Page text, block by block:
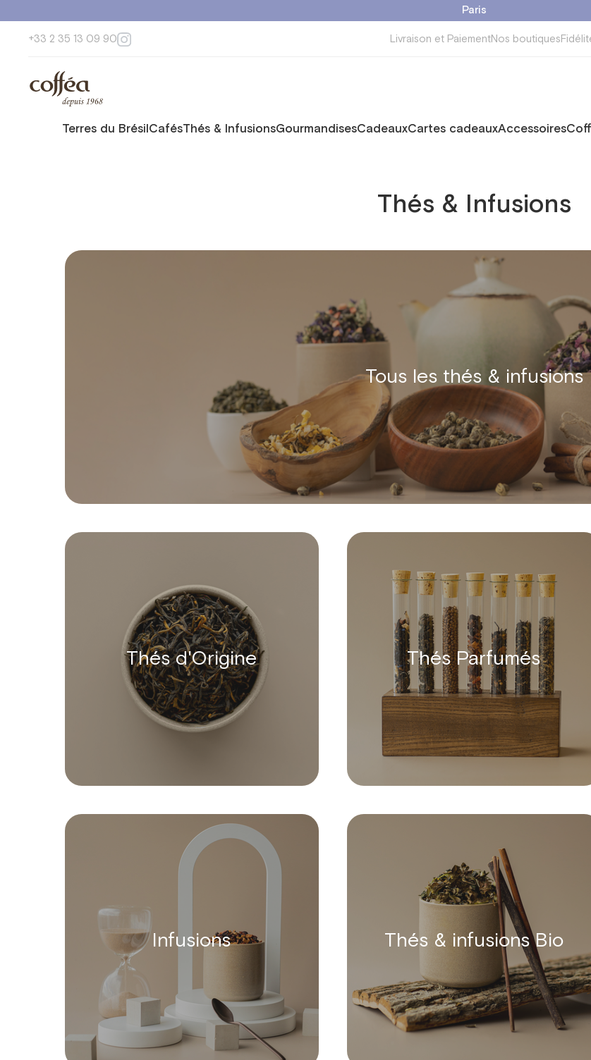
Paris
+33 2 35 13 09 90 Livraison et PaiementNos boutiques
Terres du BrésilCafésThés & InfusionsGourmandisesCadeauxCartes cadeauxAccessoires
Thés & Infusions
Tous les thés & infusions
Thés d'Origine Thés Parfumés
Infusions Thés & infusions Bio